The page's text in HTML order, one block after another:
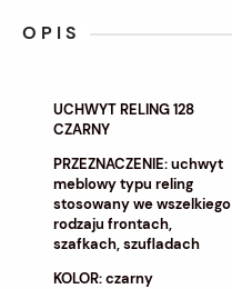
OPIS
UCHWYT RELING 128
CZARNY
PRZEZNACZENIE: uchwyt
meblowy typu reling
stosowany we wszelkiego
rodzaju frontach,
szafkach, szufladach
KOLOR: czarny